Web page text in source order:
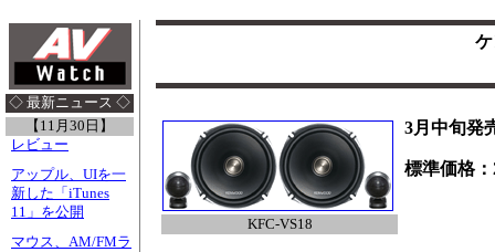
◇ 最新ニュース ◇
【11月30日】
レビュー
アップル、UIを一
新した「iTunes
11」を公開
マウス、AM/FMラ
KFC-VS18
3月中旬発
標準価格：